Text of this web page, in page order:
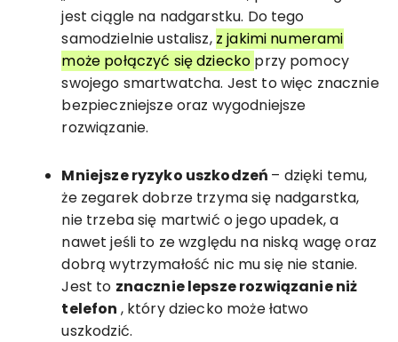
jest ciągle na nadgarstku. Do tego
samodzielnie ustalisz, z jakimi numerami
może połączyć się dziecko przy pomocy
swojego smartwatcha. Jest to więc znacznie
bezpieczniejsze oraz wygodniejsze
rozwiązanie.
Mniejsze ryzyko uszkodzeń – dzięki temu,
że zegarek dobrze trzyma się nadgarstka,
nie trzeba się martwić o jego upadek, a
nawet jeśli to ze względu na niską wagę oraz
dobrą wytrzymałość nic mu się nie stanie.
Jest to znacznie lepsze rozwiązanie niż
telefon , który dziecko może łatwo
uszkodzić.